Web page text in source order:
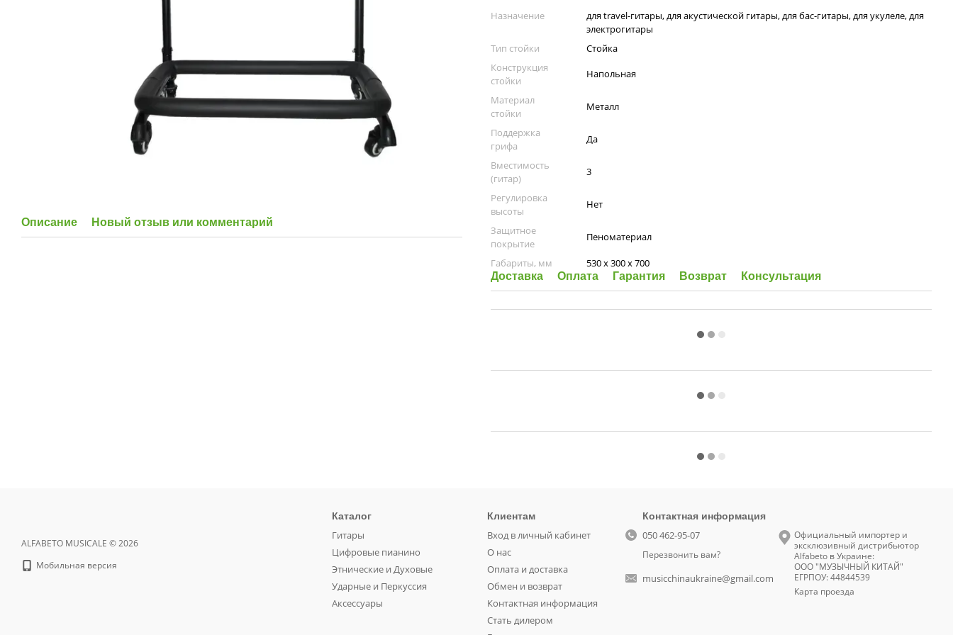
Описание Новый отзыв или комментарий
Назначение
для travel-гитары, для акустической гитары, для бас-гитары, для укулеле, для
электрогитары
Тип стойки
Стойка
Конструкция
стойки
Напольная
Материал
стойки
Металл
Поддержка
грифа
Да
Вместимость
(гитар)
3
Регулировка
высоты
Нет
Защитное
покрытие
Пеноматериал
Габариты, мм 530 x 300 x 700
Доставка Оплата Гарантия Возврат Консультация
ALFABETO MUSICALE © 2026
Мобильная версия
Каталог
Гитары
Цифровые пианино
Этнические и Духовые
Ударные и Перкуссия
Аксессуары
Клиентам
Вход в личный кабинет
О нас
Оплата и доставка
Обмен и возврат
Контактная информация
Стать дилером
Контактная информация
050 462-95-07
Перезвонить вам?
musicchinaukraine@gmail.com
Официальный импортер и
эксклюзивный дистрибьютор
Alfabeto в Украине:
ООО "МУЗЫЧНЫЙ КИТАЙ"
ЕГРПОУ: 44844539
Карта проезда